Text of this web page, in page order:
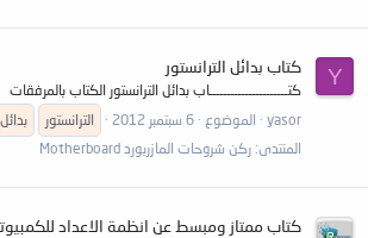
Y كتاب بدائل الترانستور
كتــــــــــــــــــــــاب بدائل الترانستور الكتاب بالمرفقات
yasor
الموضوع 6 سبتمبر 2012 الترانستور بدائل
المنتدى: ركن شروحات المازربورد Motherboard
كتاب ممتاز ومبسط عن انظمة الاعداد